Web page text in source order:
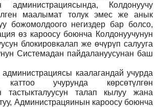
Колдонуучу
маалымат толук эмес же анык
божомолдоого негиздер бар болсо,
өз кароосу боюнча Колдонуучунун
блокировкалап же өчүрүп салууга
Системадан пайдалануусунан баш
каалагандай учурда
каттоо учурунда көрсөтүлгөн
тастыкталуусун талап кылуу жана
Администрацяинын кароосу боюнча